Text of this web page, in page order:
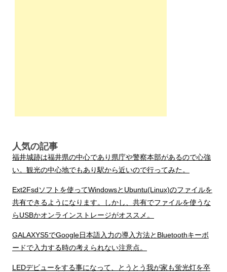
人気の記事
福井城跡は福井県の中心であり県庁や警察本部があるので心強
い。観光の中心地でもあり駅から近いので行ってみた。
Ext2Fsdソフトを使ってWindowsとUbuntu(Linux)のファイルを
共有できるようになります。しかし、共有でファイルを使うな
らUSBかオンラインストレージがオススメ。
GALAXYS5でGoogle日本語入力の導入方法とBluetoothキーボ
ードで入力する時の考えられない注意点。
LEDデビューをする事になって、とうとう我が家も蛍光灯を卒